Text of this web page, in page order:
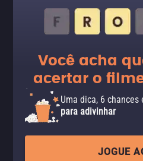
Você acha
acertar o
Uma dica, 6 chances
para adivinhar
JOGUE